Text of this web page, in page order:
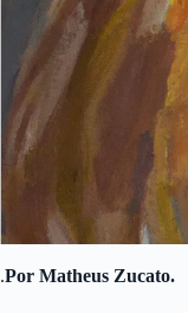
.Por Matheus Zucato.